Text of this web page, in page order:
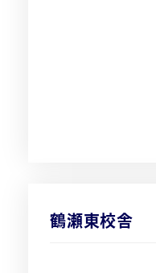
鶴瀬東校舎